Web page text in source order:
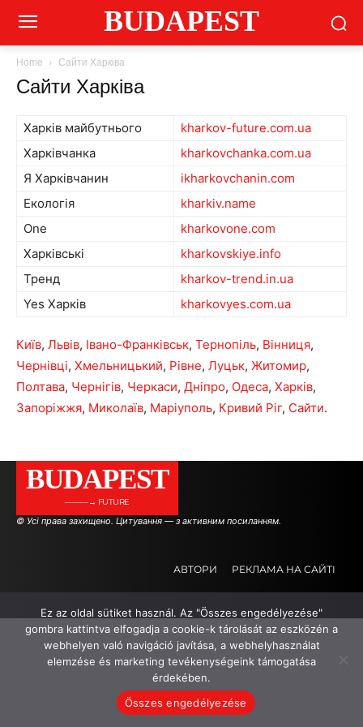
BUDAPEST
Home Сайти Харківа
Сайти Харківа
Харків майбутнього
kharkov-future.com.ua
Харківчанка
kharkovchanka.com.ua
Я Харківчанин
ikharkovchanin.com
Екологія
kharkiv.name
One
kharkovone.com
Харківські
kharkovskiye.info
Тренд
kharkov-trend.in.ua
Yes Харків
kharkovyes.com.ua
Київ, Львів, Івано-Франківськ, Тернопіль, Вінниця,
Чернівці, Хмельницький, Рівне, Луцьк, Житомир,
Полтава, Чернігів, Черкаси, Дніпро, Одеса, Харків,
Запоріжжя, Миколаїв, Маріуполь, Кривий Ріг, Сайти.
BUDAPEST
———→ FUTURE
© Усі права захищено. Цитування — з активним посиланням.
АВТОРИ РЕКЛАМА НА САЙТІ
Ez az oldal sütiket használ. Az "Összes engedélyezése"
gombra kattintva elfogadja a cookie-k tárolását az eszközén a
webhelyen való navigáció javítása, a webhelyhasználat
elemzése és marketing tevékenységeink támogatása
érdekében.
Összes engedélyezése